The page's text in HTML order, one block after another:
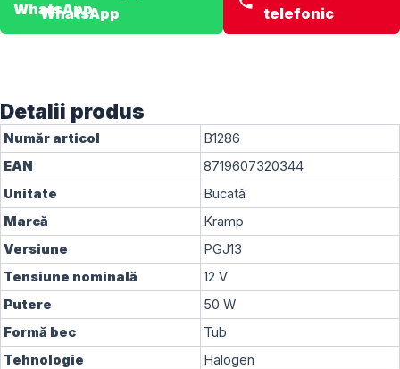
B1286 WhatsApp
telefonic
Detalii produs
Număr articol
B1286
EAN
8719607320344
Unitate
Bucată
Marcă
Kramp
Versiune
PGJ13
Tensiune nominală
12 V
Putere
50 W
Formă bec
Tub
Tehnologie
Halogen